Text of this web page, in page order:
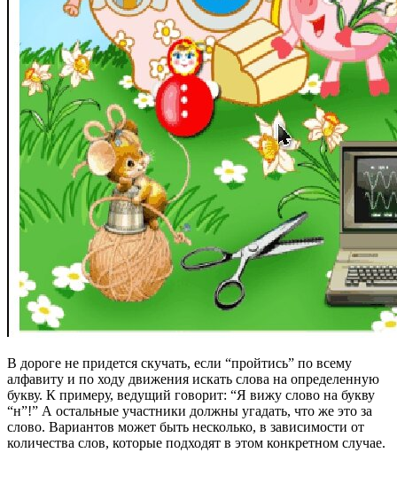
В дороге не придется скучать, если “пройтись” по всему
алфавиту и по ходу движения искать слова на определенную
букву. К примеру, ведущий говорит: “Я вижу слово на букву
“н”!” А остальные участники должны угадать, что же это за
слово. Вариантов может быть несколько, в зависимости от
количества слов, которые подходят в этом конкретном случае.